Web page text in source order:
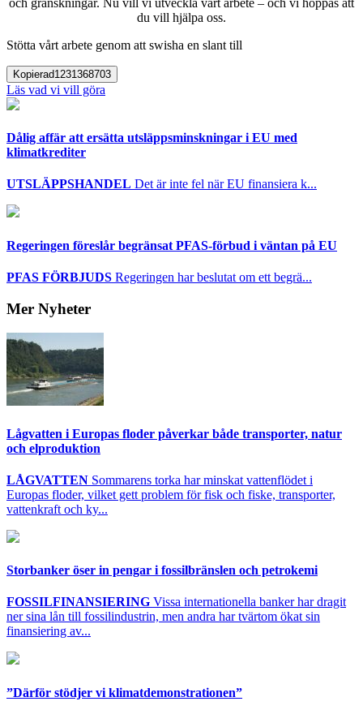
du vill hjälpa oss.
Stötta vårt arbete genom att swisha en slant till
Kopierad1231368703
Läs vad vi vill göra
Dålig affär att ersätta utsläppsminskningar i EU med
klimatkrediter
UTSLÄPPSHANDEL Det är inte fel när EU finansiera k...
Regeringen föreslår begränsat PFAS-förbud i väntan på EU
PFAS FÖRBJUDS Regeringen har beslutat om ett begrä...
Mer Nyheter
Lågvatten i Europas floder påverkar både transporter, natur
och elproduktion
LÅGVATTEN Sommarens torka har minskat vattenflödet i
Europas floder, vilket gett problem för fisk och fiske, transporter,
vattenkraft och ky...
Storbanker öser in pengar i fossilbränslen och petrokemi
FOSSILFINANSIERING Vissa internationella banker har dragit
ner sina lån till fossilindustrin, men andra har tvärtom ökat sin
finansiering av...
”Därför stödjer vi klimatdemonstrationen”